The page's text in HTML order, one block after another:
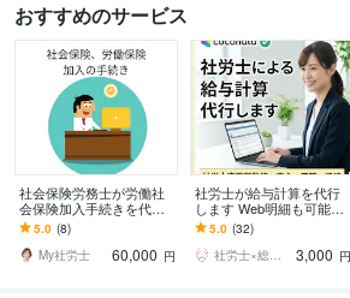
おすすめのサービス
社会保険労務士が労働社
会保険加入手続きを代行
します （会社設立および
初めて従業員を雇用する
際の手続き一式です）
5.0 (8)
My社労士
60,000 円
社労士が給与計算を代行
します Web明細も可能で
す（賃金台帳つき！）お
気軽にご相談ください
5.0 (32)
社労士×総務代行
3,000 円